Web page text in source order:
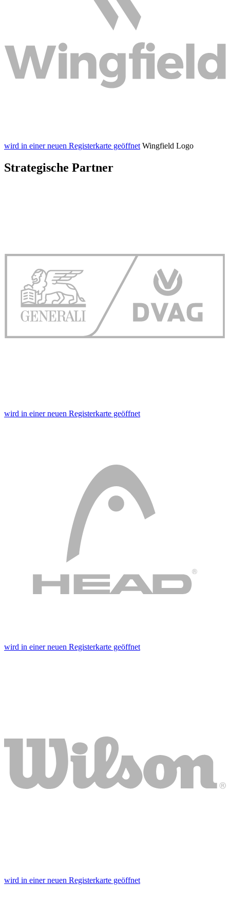
wird in einer neuen Registerkarte geöffnet Wingfield Logo
Strategische Partner
wird in einer neuen Registerkarte geöffnet
wird in einer neuen Registerkarte geöffnet
wird in einer neuen Registerkarte geöffnet